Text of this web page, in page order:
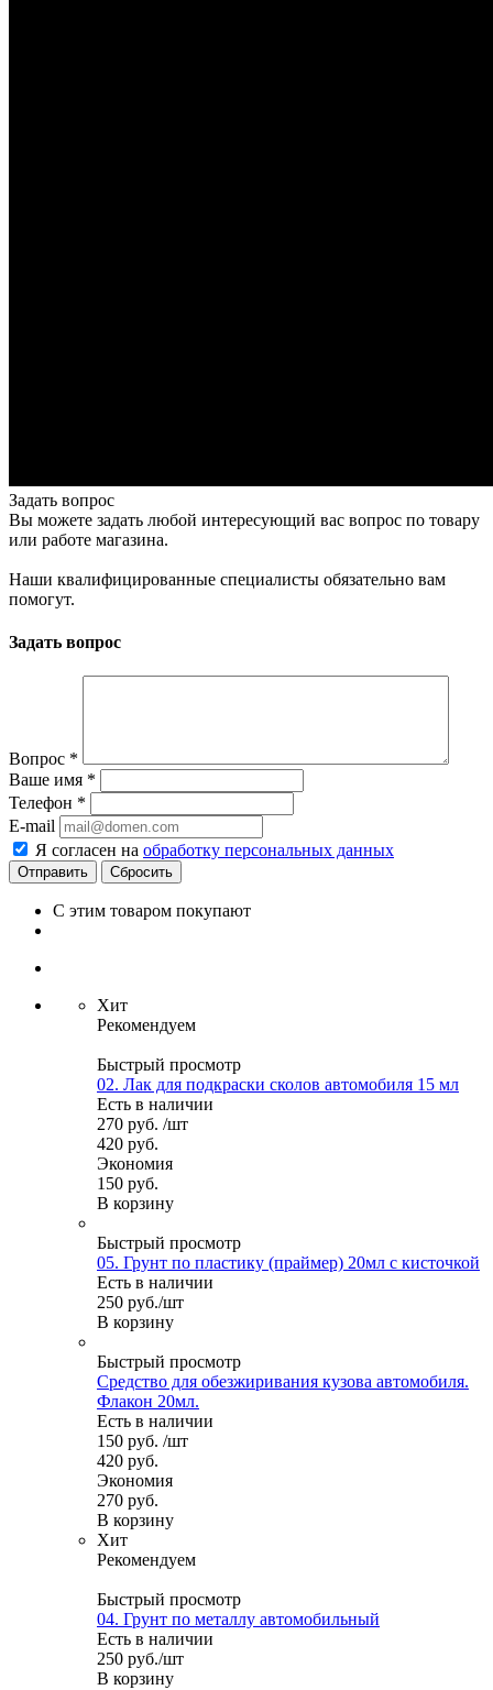
Задать вопрос
Вы можете задать любой интересующий вас вопрос по товару
или работе магазина.
Наши квалифицированные специалисты обязательно вам
помогут.
Задать вопрос
Вопрос *
Ваше имя *
Телефон *
E-mail
Я согласен на обработку персональных данных
Сбросить
С этим товаром покупают
Хит
Рекомендуем
Быстрый просмотр
02. Лак для подкраски сколов автомобиля 15 мл
Есть в наличии
270 руб. /шт
420 руб.
Экономия
150 руб.
В корзину
Быстрый просмотр
05. Грунт по пластику (праймер) 20мл с кисточкой
Есть в наличии
250 руб./шт
В корзину
Быстрый просмотр
Средство для обезжиривания кузова автомобиля.
Флакон 20мл.
Есть в наличии
150 руб. /шт
420 руб.
Экономия
270 руб.
В корзину
Хит
Рекомендуем
Быстрый просмотр
04. Грунт по металлу автомобильный
Есть в наличии
250 руб./шт
В корзину